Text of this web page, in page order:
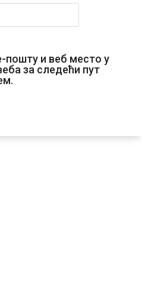
пошту и веб место у
за следећи пут